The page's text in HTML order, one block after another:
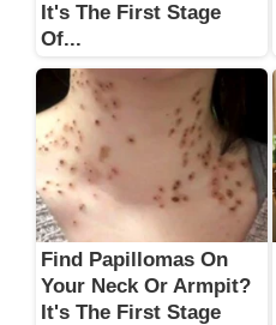
It's The First Stage
Of...
Find Papillomas On
Your Neck Or Armpit?
It's The First Stage